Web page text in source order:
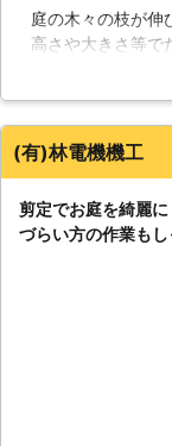
庭の木々の枝が伸
高さや大きさ等で
ーページで分か
も迅速・丁寧に行
も素晴らしく、こ
三重県 四日市市
(有)林電機機工
剪定でお庭を綺麗
づらい方の作業も